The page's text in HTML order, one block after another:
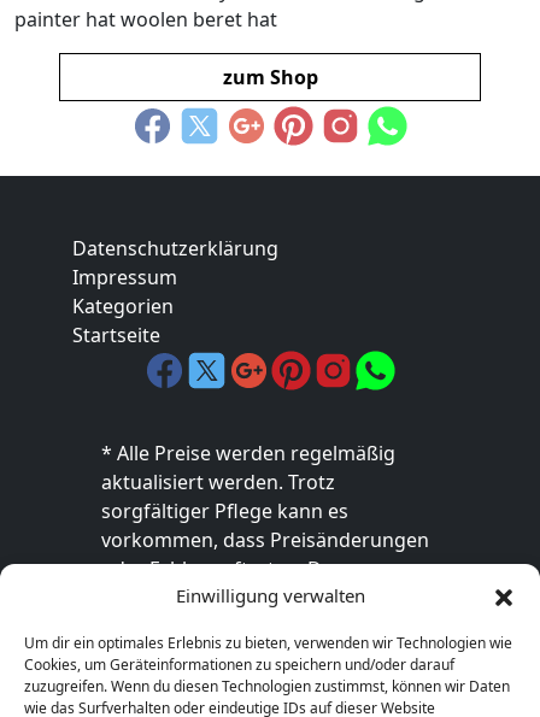
Einwilligung verwalten
Um dir ein optimales Erlebnis zu bieten, verwenden wir Technologien wie
Cookies, um Geräteinformationen zu speichern und/oder darauf
zuzugreifen. Wenn du diesen Technologien zustimmst, können wir Daten
wie das Surfverhalten oder eindeutige IDs auf dieser Website
painter hat woolen beret hat
zum Shop
Datenschutzerklärung
Impressum
Kategorien
Startseite
* Alle Preise werden regelmäßig
aktualisiert werden. Trotz
sorgfältiger Pflege kann es
vorkommen, dass Preisänderungen
oder Fehler auftreten. Der
endgültige Preis sowie die
ausschließlich im jeweiligen Online-
Shop des Anbieters verbindlich. Bitte